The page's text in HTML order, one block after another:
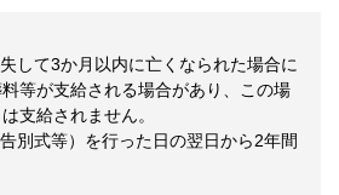
して3か月以内に亡くなられた場合に
等が支給される場合があり、この場
支給されません。
別式等）を行った日の翌日から2年間